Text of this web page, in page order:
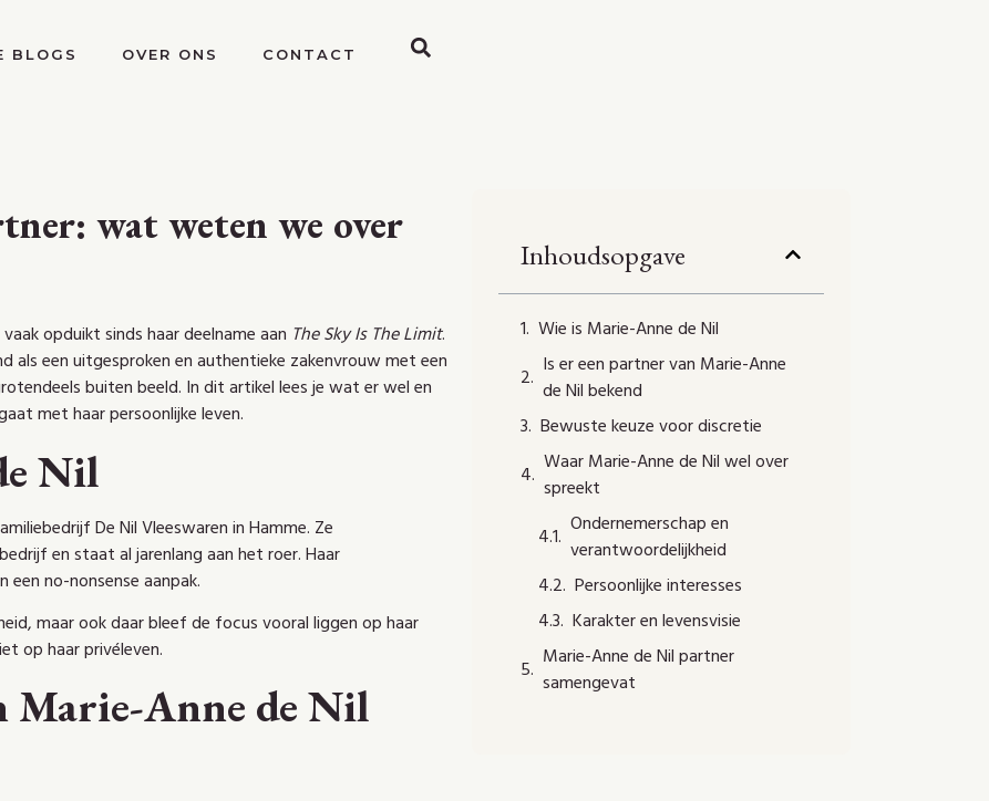
BLOGS OVER ONS CONTACT
wat weten we over
opduikt sinds haar deelname aan The Sky Is The Limit.
als een uitgesproken en authentieke zakenvrouw met een
buiten beeld. In dit artikel lees je wat er wel en
met haar persoonlijke leven.
Nil
De Nil Vleeswaren in Hamme. Ze
en staat al jarenlang aan het roer. Haar
no-nonsense aanpak.
maar ook daar bleef de focus vooral liggen op haar
op haar privéleven.
Marie-Anne de Nil
Inhoudsopgave
Wie is Marie-Anne de Nil
Is er een partner van Marie-Anne
de Nil bekend
Bewuste keuze voor discretie
Waar Marie-Anne de Nil wel over
spreekt
Ondernemerschap en
verantwoordelijkheid
Persoonlijke interesses
Karakter en levensvisie
Marie-Anne de Nil partner
samengevat